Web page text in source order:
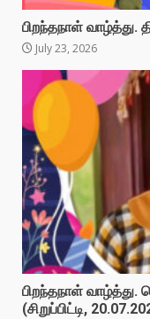
பிறந்தநாள் வாழ்த்து.
July 23, 2026
பிறந்தநாள் வாழ்த்து.
(சிறுப்பிட்டி,